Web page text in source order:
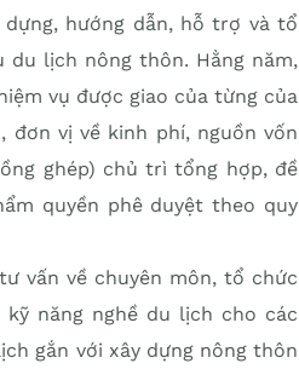
hướng dẫn, hỗ trợ và tổ
du lịch nông thôn. Hằng năm,
vụ được giao của từng của
đơn vị về kinh phí, nguồn vốn
ghép) chủ trì tổng hợp, đề
quyền phê duyệt theo quy
vấn về chuyên môn, tổ chức
năng nghề du lịch cho các
gắn với xây dựng nông thôn